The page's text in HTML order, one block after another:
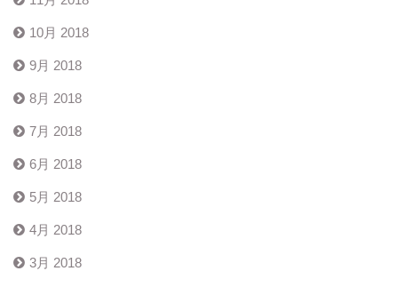
10月 2018
9月 2018
8月 2018
7月 2018
6月 2018
5月 2018
4月 2018
3月 2018